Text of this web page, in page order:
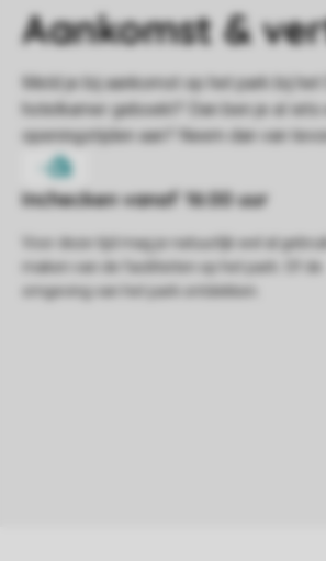
Voor deze tijd mag je natuurlijk wel al gebruik
maken van de faciliteiten op het park. Of de
omgeving van het park ontdekken.